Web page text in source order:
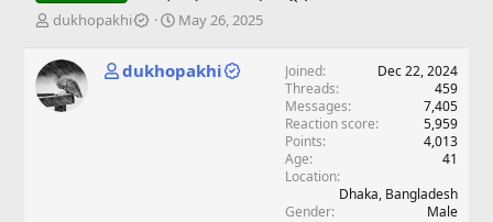
T
r
e
a
d
dukhopakhi
S
r
May 26, 2025
dukhopakhi Joined
Dec 22, 2024
Threads
459
Messages
7,405
Reaction score
5,959
Points
4,013
Age
41
Location
Dhaka, Bangladesh
Gender
Male